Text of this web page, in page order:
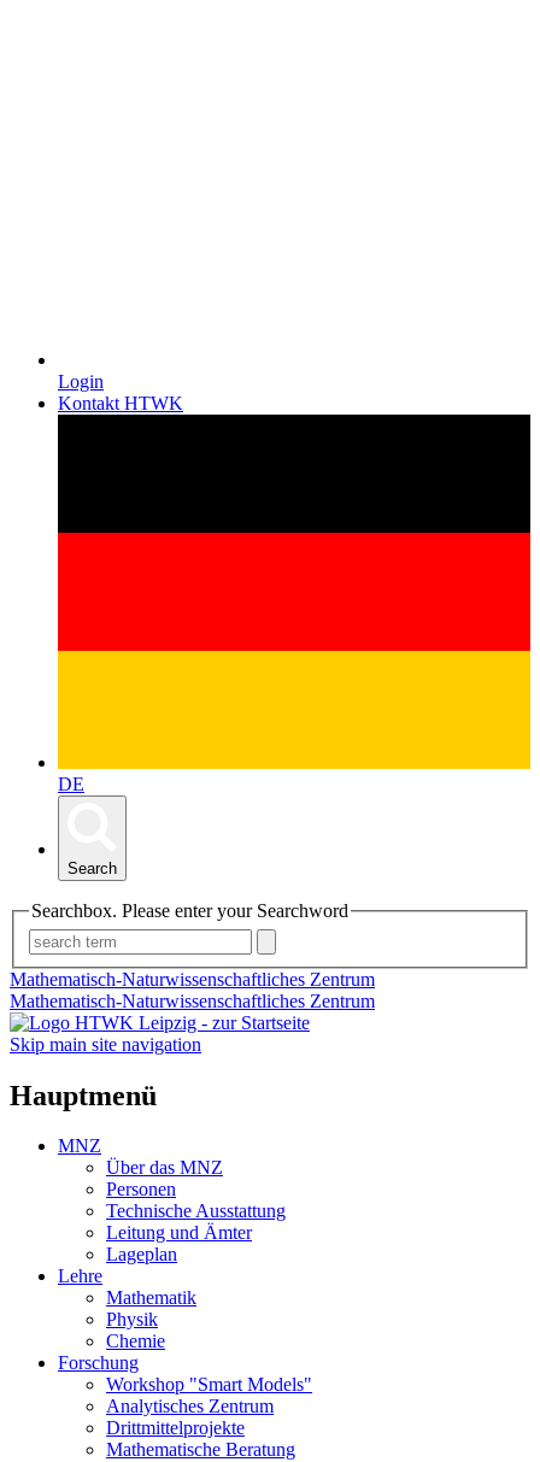
Login
Kontakt HTWK
DE
Search
Searchbox. Please enter your Searchword
Mathematisch-Naturwissenschaftliches Zentrum
Mathematisch-Naturwissenschaftliches Zentrum
Skip main site navigation
Hauptmenü
MNZ
Über das MNZ
Personen
Technische Ausstattung
Leitung und Ämter
Lageplan
Lehre
Mathematik
Physik
Chemie
Forschung
Workshop "Smart Models"
Analytisches Zentrum
Drittmittelprojekte
Mathematische Beratung